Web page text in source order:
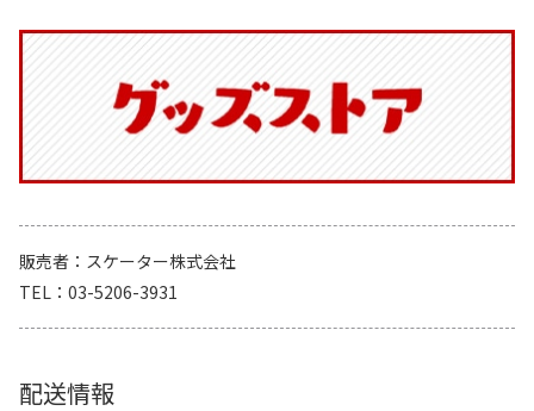
販売者
スケーター株式会社
TEL
03-5206-3931
配送情報